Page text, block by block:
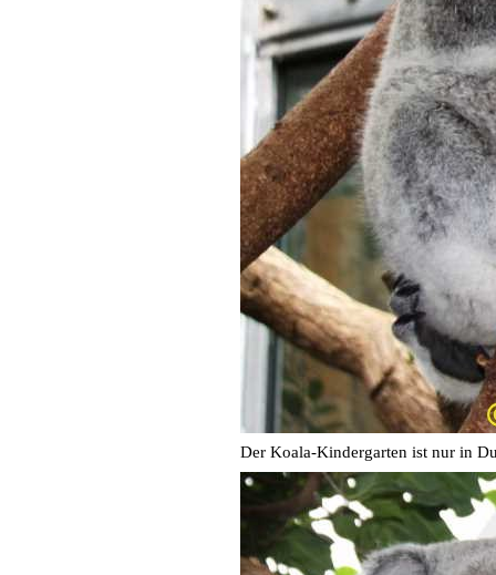
Der Koala-Kindergarten ist nur in